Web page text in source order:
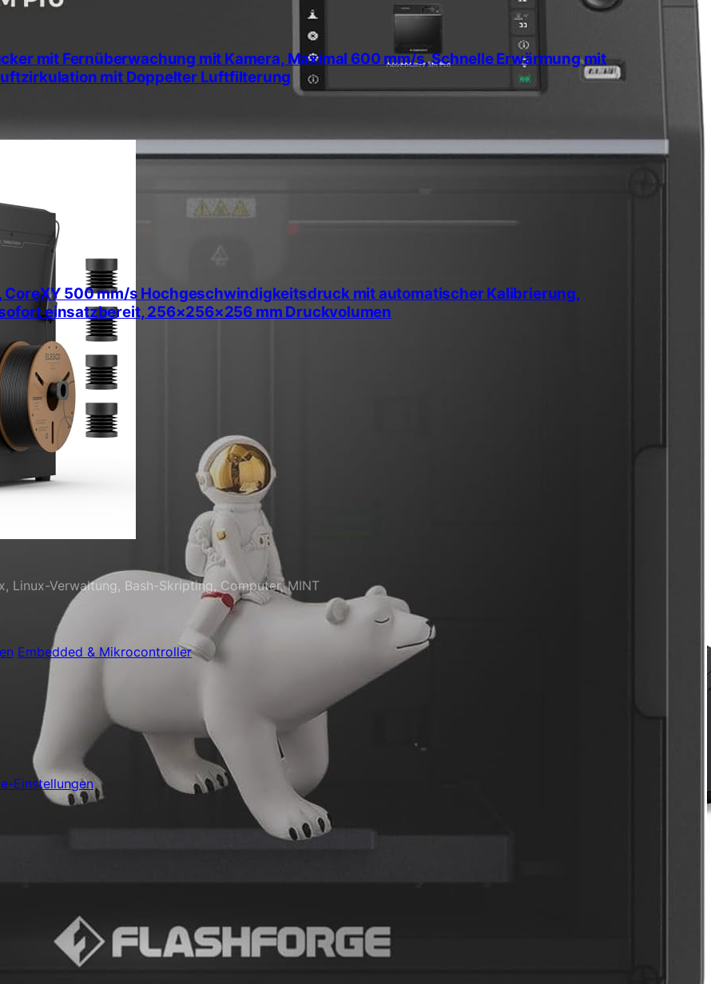
mit Fernüberwachung mit Kamera, Maximal 600 mm/s, Schnelle Erwärmung mit
mit Doppelter Luftfilterung
CoreXY 500 mm/s Hochgeschwindigkeitsdruck mit automatischer Kalibrierung,
einsatzbereit, 256×256×256 mm Druckvolumen
Verwaltung, Bash-Skripting, Computer, MINT
Embedded & Mikrocontroller
Einstellungen